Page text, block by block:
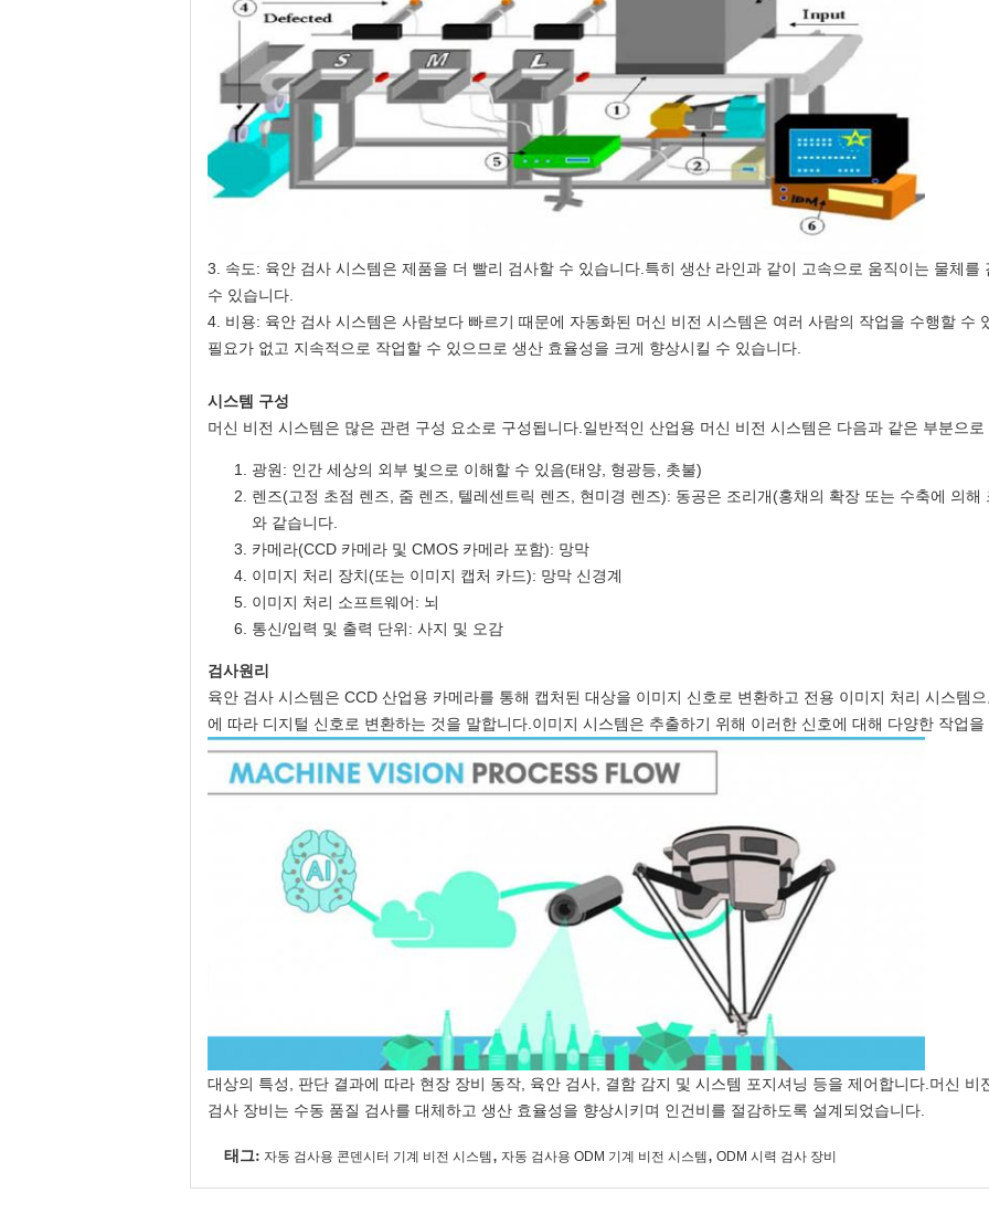
3. 속도: 육안 검사 시스템은 제품을 더 빨리 검사할 수 있습니다.특히 생산 라인과 같이 고속으로 움직이는 물체를
수 있습니다.
4. 비용: 육안 검사 시스템은 사람보다 빠르기 때문에 자동화된 머신 비전 시스템은 여러 사람의 작업을 수행할 수
필요가 없고 지속적으로 작업할 수 있으므로 생산 효율성을 크게 향상시킬 수 있습니다.
시스템 구성
머신 비전 시스템은 많은 관련 구성 요소로 구성됩니다.일반적인 산업용 머신 비전 시스템은 다음과 같은 부분으로
광원: 인간 세상의 외부 빛으로 이해할 수 있음(태양, 형광등, 촛불)
렌즈(고정 초점 렌즈, 줌 렌즈, 텔레센트릭 렌즈, 현미경 렌즈): 동공은 조리개(홍채의 확장 또는 수축에 의
와 같습니다.
카메라(CCD 카메라 및 CMOS 카메라 포함): 망막
이미지 처리 장치(또는 이미지 캡처 카드): 망막 신경계
이미지 처리 소프트웨어: 뇌
통신/입력 및 출력 단위: 사지 및 오감
검사원리
육안 검사 시스템은 CCD 산업용 카메라를 통해 캡처된 대상을 이미지 신호로 변환하고 전용 이미지 처리 시스템
에 따라 디지털 신호로 변환하는 것을 말합니다.이미지 시스템은 추출하기 위해 이러한 신호에 대해 다양한 작업을
대상의 특성, 판단 결과에 따라 현장 장비 동작, 육안 검사, 결함 감지 및 시스템 포지셔닝 등을 제어합니다.머신
검사 장비는 수동 품질 검사를 대체하고 생산 효율성을 향상시키며 인건비를 절감하도록 설계되었습니다.
태그: 자동 검사용 콘덴시터 기계 비전 시스템 , 자동 검사용 ODM 기계 비전 시스템 , ODM 시력 검사 장비